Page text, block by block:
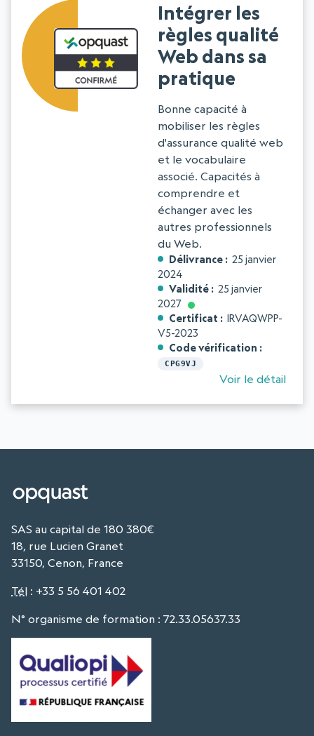
Intégrer les
règles qualité
Web dans sa
pratique
Bonne capacité à
mobiliser les règles
d'assurance qualité web
et le vocabulaire
associé. Capacités à
comprendre et
échanger avec les
autres professionnels
du Web.
Délivrance
25 janvier
2024
Validité
25 janvier
2027
Certificat
IRVAQWPP-
V5-2023
Code vérification
CPG9VJ
Voir le détail
SAS au capital de 180 380€
18, rue Lucien Granet
33150, Cenon, France
Tél : +33 5 56 401 402
N° organisme de formation : 72.33.05637.33